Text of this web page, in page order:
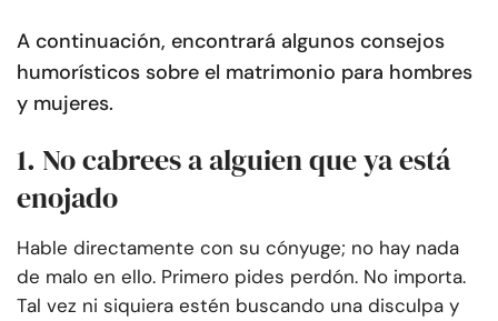
A continuación, encontrará algunos consejos
humorísticos sobre el matrimonio para hombres
y mujeres.
1. No cabrees a alguien que ya está
enojado
Hable directamente con su cónyuge; no hay nada
de malo en ello. Primero pides perdón. No importa.
Tal vez ni siquiera estén buscando una disculpa y